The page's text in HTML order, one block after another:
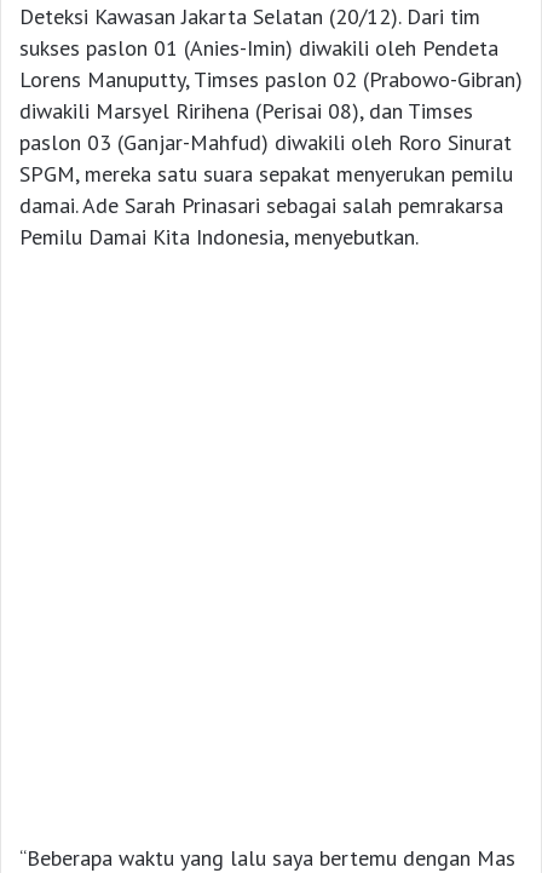
Deteksi Kawasan Jakarta Selatan (20/12). Dari tim
sukses paslon 01 (Anies-Imin) diwakili oleh Pendeta
Lorens Manuputty, Timses paslon 02 (Prabowo-Gibran)
diwakili Marsyel Ririhena (Perisai 08), dan Timses
paslon 03 (Ganjar-Mahfud) diwakili oleh Roro Sinurat
SPGM, mereka satu suara sepakat menyerukan pemilu
damai. Ade Sarah Prinasari sebagai salah pemrakarsa
Pemilu Damai Kita Indonesia, menyebutkan.
“Beberapa waktu yang lalu saya bertemu dengan Mas